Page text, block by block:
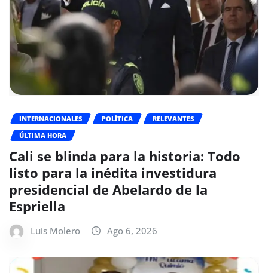
INTERNACIONALES POLÍTICA
RELEVANTES
ÚLTIMA HORA
Cali se blinda para la historia: Todo
listo para la inédita investidura
presidencial de Abelardo de la
Espriella
Luis Molero Ago 6, 2026